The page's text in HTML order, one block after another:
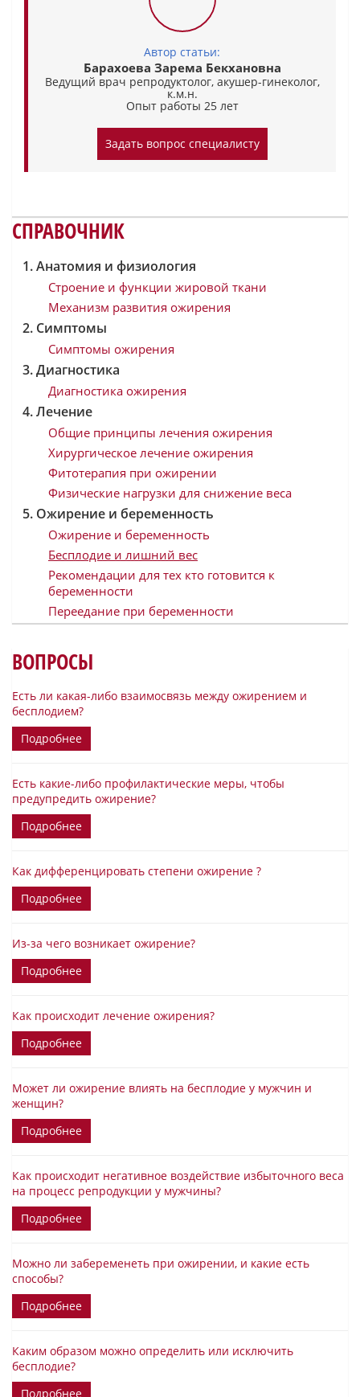
Автор статьи:
Барахоева Зарема Бекхановна
Ведущий врач репродуктолог, акушер-гинеколог,
к.м.н.
Опыт работы 25 лет
Задать вопрос специалисту
СПРАВОЧНИК
Анатомия и физиология
Строение и функции жировой ткани
Механизм развития ожирения
Симптомы
Симптомы ожирения
Диагностика
Диагностика ожирения
Лечение
Общие принципы лечения ожирения
Хирургическое лечение ожирения
Фитотерапия при ожирении
Физические нагрузки для снижение веса
Ожирение и беременность
Ожирение и беременность
Бесплодие и лишний вес
Рекомендации для тех кто готовится к
беременности
Переедание при беременности
ВОПРОСЫ
Есть ли какая-либо взаимосвязь между ожирением и
бесплодием?
Подробнее
Есть какие-либо профилактические меры, чтобы
предупредить ожирение?
Подробнее
Как дифференцировать степени ожирение ?
Подробнее
Из-за чего возникает ожирение?
Подробнее
Как происходит лечение ожирения?
Подробнее
Может ли ожирение влиять на бесплодие у мужчин и
женщин?
Подробнее
Как происходит негативное воздействие избыточного веса
на процесс репродукции у мужчины?
Подробнее
Можно ли забеременеть при ожирении, и какие есть
способы?
Подробнее
Каким образом можно определить или исключить
бесплодие?
Подробнее